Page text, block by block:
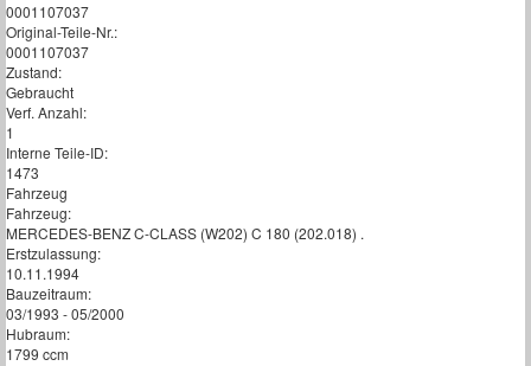
0001107037
Original-Teile-Nr.:
0001107037
Zustand:
Gebraucht
Verf. Anzahl:
1
Interne Teile-ID:
1473
Fahrzeug
Fahrzeug:
MERCEDES-BENZ C-CLASS (W202) C 180 (202.018) .
Erstzulassung:
10.11.1994
Bauzeitraum:
03/1993 - 05/2000
Hubraum:
1799 ccm